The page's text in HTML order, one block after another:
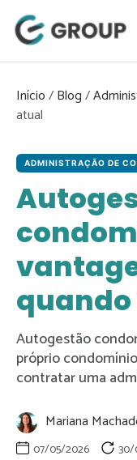
para
conteúdo
Início/Blog/
ADMINISTRAÇÃO DE
quando
Autogestão
próprio
contratar uma
Mariana
07/05/2026